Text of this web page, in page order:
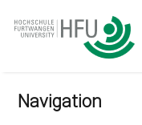
Navigation